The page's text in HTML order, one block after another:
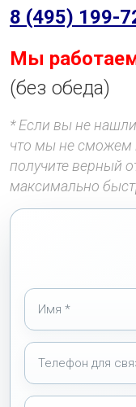
8 (495) 199-
Мы
(без обеда)
* Если вы не нашли
что мы не сможем
получите верный
максимально